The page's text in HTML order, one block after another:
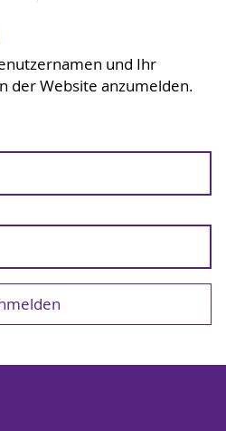
und Ihr
der Website anzumelden.